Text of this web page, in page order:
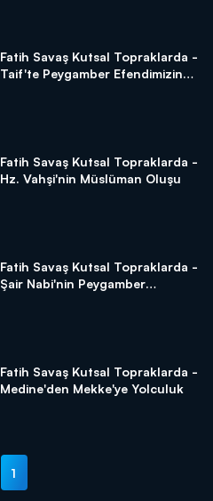
Fatih Savaş Kutsal Topraklarda -
Taif'te Peygamber Efendimizin
Fatih Savaş Kutsal Topraklarda -
Hz. Vahşi'nin Müslüman Oluşu
Fatih Savaş Kutsal Topraklarda -
Şair Nabi'nin Peygamber
Fatih Savaş Kutsal Topraklarda -
Medine'den Mekke'ye Yolculuk
1